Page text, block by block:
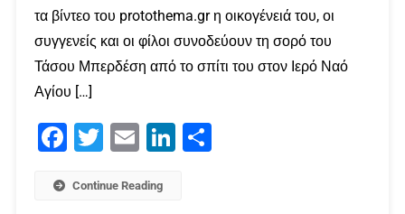
τα βίντεο του protothema.gr η οικογένειά του, οι
συγγενείς και οι φίλοι συνοδεύουν τη σορό του
Τάσου Μπερδέση από το σπίτι του στον Ιερό Ναό
Αγίου […]
Facebook
Twitter Email LinkedIn
Continue Reading